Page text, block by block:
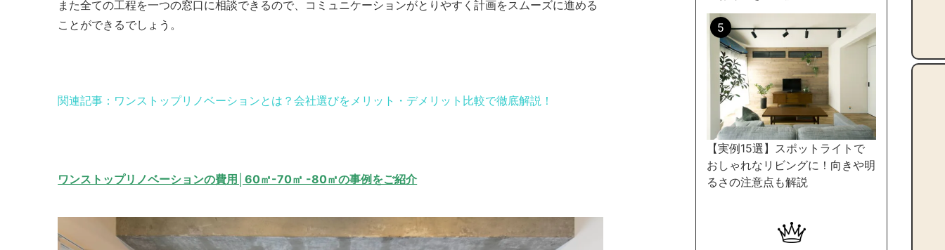
また全ての工程を一つの窓口に相談できるので、コミュニケーションがとりやすく計画をスムーズに進める
ことができるでしょう。
関連記事：ワンストップリノベーションとは？会社選びをメリット・デメリット比較で徹底解説！
ワンストップリノベーションの費用│60㎡-70㎡ -80㎡の事例をご紹介
【実例15選】スポットライトで
おしゃれなリビングに！向きや明
るさの注意点も解説